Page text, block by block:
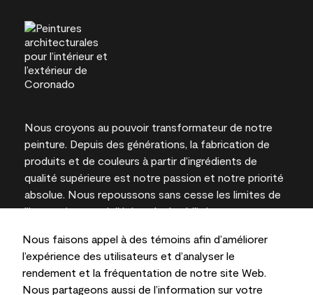
Nous faisons appel à des témoins afin d’améliorer
l’expérience des utilisateurs et d’analyser le
rendement et la fréquentation de notre site Web.
Nous partageons aussi de l’information sur votre
Nous croyons au pouvoir transformateur de notre
peinture. Depuis des générations, la fabrication de
produits et de couleurs à partir d’ingrédients de
qualité supérieure est notre passion et notre priorité
absolue. Nous repoussons sans cesse les limites de
l’innovation et privilégions la durabilité pour
l’expertise locale.